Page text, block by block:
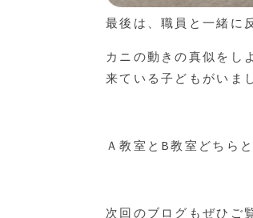
最後は、職員と一緒に
カニの動きの真似をし
来ている子どもがいま
Ａ教室とB教室どちら
次回のブログもぜひご